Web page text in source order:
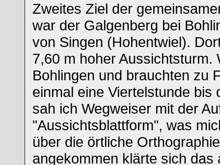
Zweites Ziel der
war der Galgenberg bei
von Singen (Hohentwiel).
7,60 m hoher Aussichtsturm.
Bohlingen und brauchten zu
einmal eine Viertelstunde bis
sah ich Wegweiser mit der
"Aussichtsblattform", was
über die örtliche
angekommen klärte sich das